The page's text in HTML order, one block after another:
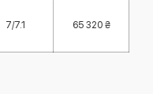
7/7.1 65 320 ₴